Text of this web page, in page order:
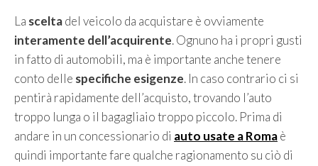
La sceltadel veicolo da acquistare è ovviamente
interamente dell’acquirente. Ognuno ha i propri gusti
in fatto di automobili, ma è importante anche tenere
conto delle specifiche esigenze. In caso contrario ci si
pentirà rapidamente dell’acquisto, trovando l’auto
troppo lunga o il bagagliaio troppo piccolo. Prima di
andare in un concessionario di auto usate a Romaè
quindi importante fare qualche ragionamento su ciò di